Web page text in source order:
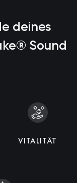
deines
Sound
MEDITATION
INTELLIGENZ
VITALITÄT